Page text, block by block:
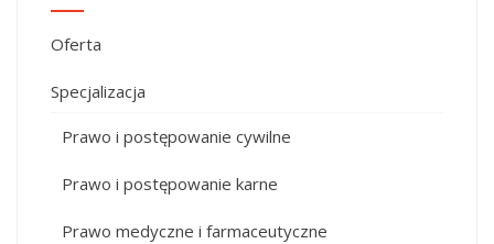
Oferta
Specjalizacja
Prawo i postępowanie cywilne
Prawo i postępowanie karne
Prawo medyczne i farmaceutyczne